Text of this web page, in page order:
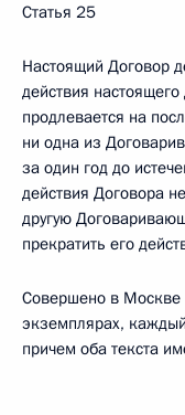
Статья 25
Настоящий Договор
действия
продлевается на
ни одна из
за один год до
действия Договора
другую
прекратить его
Совершено в Москве
экземплярах,
причем оба текста